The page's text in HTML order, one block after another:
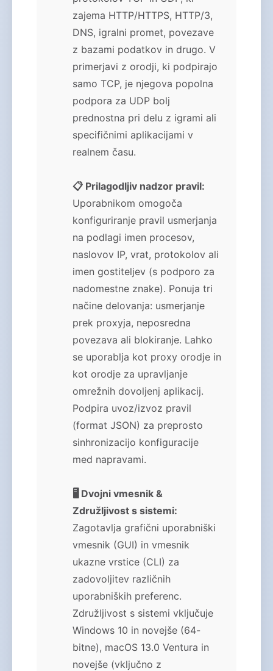
zajema HTTP/HTTPS, HTTP/3,
DNS, igralni promet, povezave
z bazami podatkov in drugo. V
primerjavi z orodji, ki podpirajo
samo TCP, je njegova popolna
podpora za UDP bolj
prednostna pri delu z igrami ali
specifičnimi aplikacijami v
realnem času.
📋 Prilagodljiv nadzor pravil:
Uporabnikom omogoča
konfiguriranje pravil usmerjanja
na podlagi imen procesov,
naslovov IP, vrat, protokolov ali
imen gostiteljev (s podporo za
nadomestne znake). Ponuja tri
načine delovanja: usmerjanje
prek proxyja, neposredna
povezava ali blokiranje. Lahko
se uporablja kot proxy orodje in
kot orodje za upravljanje
omrežnih dovoljenj aplikacij.
Podpira uvoz/izvoz pravil
(format JSON) za preprosto
sinhronizacijo konfiguracije
med napravami.
🖥️ Dvojni vmesnik &
Združljivost s sistemi:
Zagotavlja grafični uporabniški
vmesnik (GUI) in vmesnik
ukazne vrstice (CLI) za
zadovoljitev različnih
uporabniških preferenc.
Združljivost s sistemi vključuje
Windows 10 in novejše (64-
bitne), macOS 13.0 Ventura in
novejše (vključno z